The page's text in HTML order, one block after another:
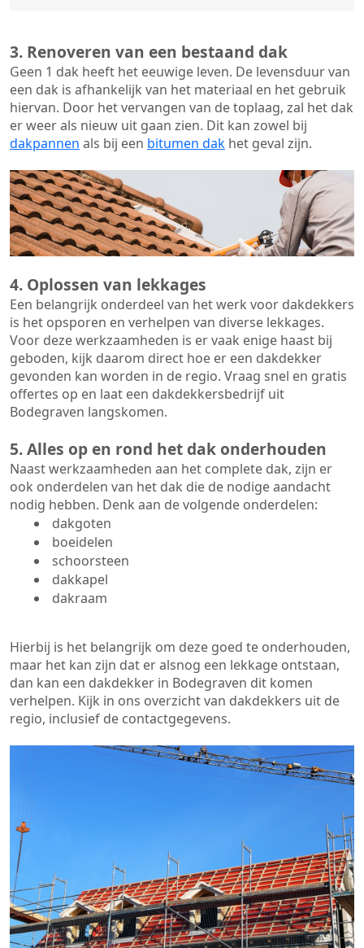
3. Renoveren van een bestaand dak
Geen 1 dak heeft het eeuwige leven. De levensduur van
een dak is afhankelijk van het materiaal en het gebruik
hiervan. Door het vervangen van de toplaag, zal het dak
er weer als nieuw uit gaan zien. Dit kan zowel bij
dakpannen als bij een bitumen dak het geval zijn.
4. Oplossen van lekkages
Een belangrijk onderdeel van het werk voor dakdekkers
is het opsporen en verhelpen van diverse lekkages.
Voor deze werkzaamheden is er vaak enige haast bij
geboden, kijk daarom direct hoe er een dakdekker
gevonden kan worden in de regio. Vraag snel en gratis
offertes op en laat een dakdekkersbedrijf uit
Bodegraven langskomen.
5. Alles op en rond het dak onderhouden
Naast werkzaamheden aan het complete dak, zijn er
ook onderdelen van het dak die de nodige aandacht
nodig hebben. Denk aan de volgende onderdelen:
dakgoten
boeidelen
schoorsteen
dakkapel
dakraam
Hierbij is het belangrijk om deze goed te onderhouden,
maar het kan zijn dat er alsnog een lekkage ontstaan,
dan kan een dakdekker in Bodegraven dit komen
verhelpen. Kijk in ons overzicht van dakdekkers uit de
regio, inclusief de contactgegevens.